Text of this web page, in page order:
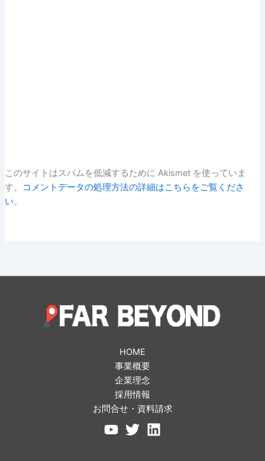
このサイトはスパムを低減するために Akismet を使っていま
す。
コメントデータの処理方法の詳細はこちらをご覧くださ
い。
HOME
事業概要
企業理念
採用情報
お問合せ・資料請求